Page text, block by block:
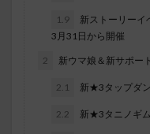
1.9
新ストーリーイ
3月31日から開催
2 新ウマ娘＆新サポー
2.1 新★3タップダ
2.2 新★3タニノギ